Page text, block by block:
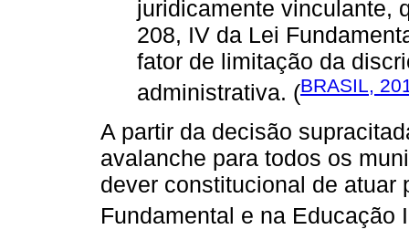
juridicamente vinculante,
208, IV da Lei
fator de limitação da
administrativa. (BRASIL,
A partir da decisão
avalanche para todos os
dever constitucional de atuar
Fundamental e na Educação